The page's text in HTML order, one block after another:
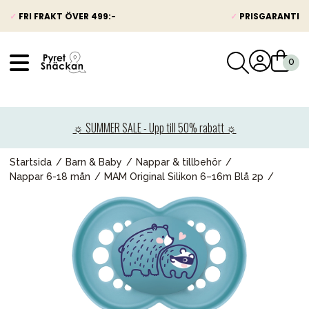
✓ FRI FRAKT ÖVER 499:- ✓ PRISGARANTI
☼ SUMMER SALE - Upp till 50% rabatt ☼
Startsida Barn & Baby
Nappar & tillbehör
Nappar 6-18 mån
MAM Original Silikon 6–16m Blå 2p
Barnvagnar
Bilbarnstolar
Barn & Baby
Leksaker
Förälder
Möbler & bädd